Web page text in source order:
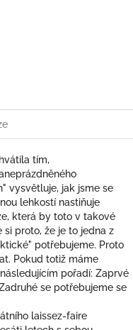
tím,
vysvětluje, jak jsme se
lehkostí nastiňuje
která by toto v takové
proto, že je to jedna z
potřebujeme. Proto
Pokud totiž máme
pořadí: Zaprvé
se potřebujeme se
laissez-faire